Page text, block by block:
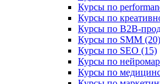
Курсы по
Курсы по
Курсы по B2B-
Курсы по SMM (20)
Курсы по SEO (15)
Курсы по
Курсы по